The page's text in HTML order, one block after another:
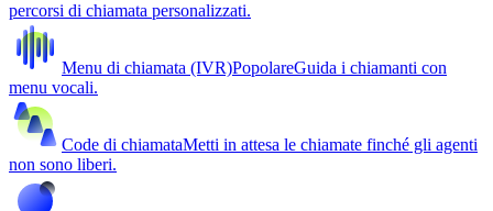
percorsi di chiamata personalizzati.
Menu di chiamata (IVR)PopolareGuida i chiamanti con
menu vocali.
Code di chiamataMetti in attesa le chiamate finché gli agenti
non sono liberi.